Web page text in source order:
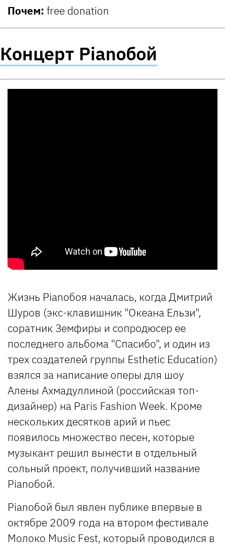
Почем: free donation
Концерт Pianoбой
Жизнь Pianoбоя началась, когда Дмитрий
Шуров (экс-клавишник "Океана Ельзи",
соратник Земфиры и сопродюсер ее
последнего альбома "Спасибо", и один из
трех создателей группы Esthetic Education)
взялся за написание оперы для шоу
Алены Ахмадуллиной (российская топ-
дизайнер) на Paris Fashion Week. Кроме
нескольких десятков арий и пьес
появилось множество песен, которые
музыкант решил вынести в отдельный
сольный проект, получивший название
Pianoбой.
Pianoбой был явлен публике впервые в
октябре 2009 года на втором фестивале
Молоко Music Fest, который проводился в